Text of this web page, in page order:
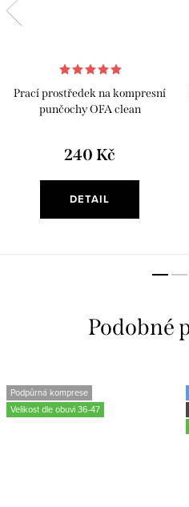
Prací prostředek na kompresní
punčochy OFA clean
240 Kč
DETAIL
Podpůrná komprese
Velikost dle obuvi 36-47